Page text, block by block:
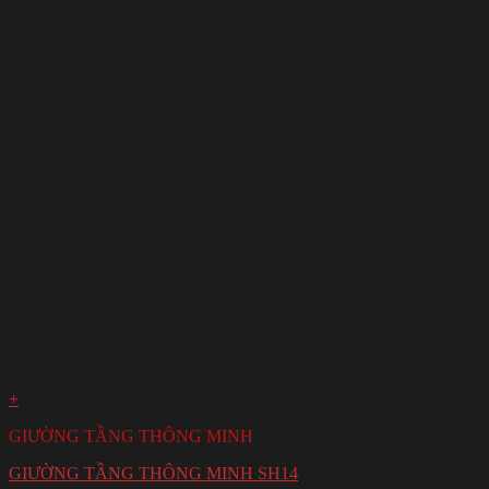
+
GIƯỜNG TẦNG THÔNG MINH
GIƯỜNG TẦNG THÔNG MINH SH14